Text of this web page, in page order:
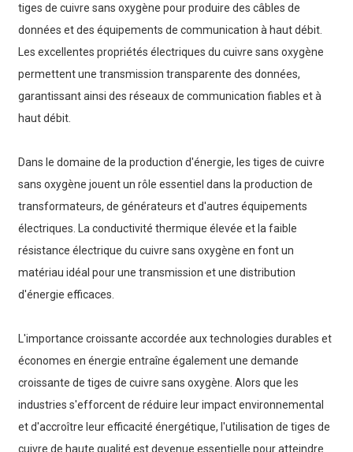
tiges de cuivre sans oxygène pour produire des câbles de
données et des équipements de communication à haut débit.
Les excellentes propriétés électriques du cuivre sans oxygène
permettent une transmission transparente des données,
garantissant ainsi des réseaux de communication fiables et à
haut débit.
Dans le domaine de la production d'énergie, les tiges de cuivre
sans oxygène jouent un rôle essentiel dans la production de
transformateurs, de générateurs et d'autres équipements
électriques. La conductivité thermique élevée et la faible
résistance électrique du cuivre sans oxygène en font un
matériau idéal pour une transmission et une distribution
d'énergie efficaces.
L'importance croissante accordée aux technologies durables et
économes en énergie entraîne également une demande
croissante de tiges de cuivre sans oxygène. Alors que les
industries s'efforcent de réduire leur impact environnemental
et d'accroître leur efficacité énergétique, l'utilisation de tiges de
cuivre de haute qualité est devenue essentielle pour atteindre